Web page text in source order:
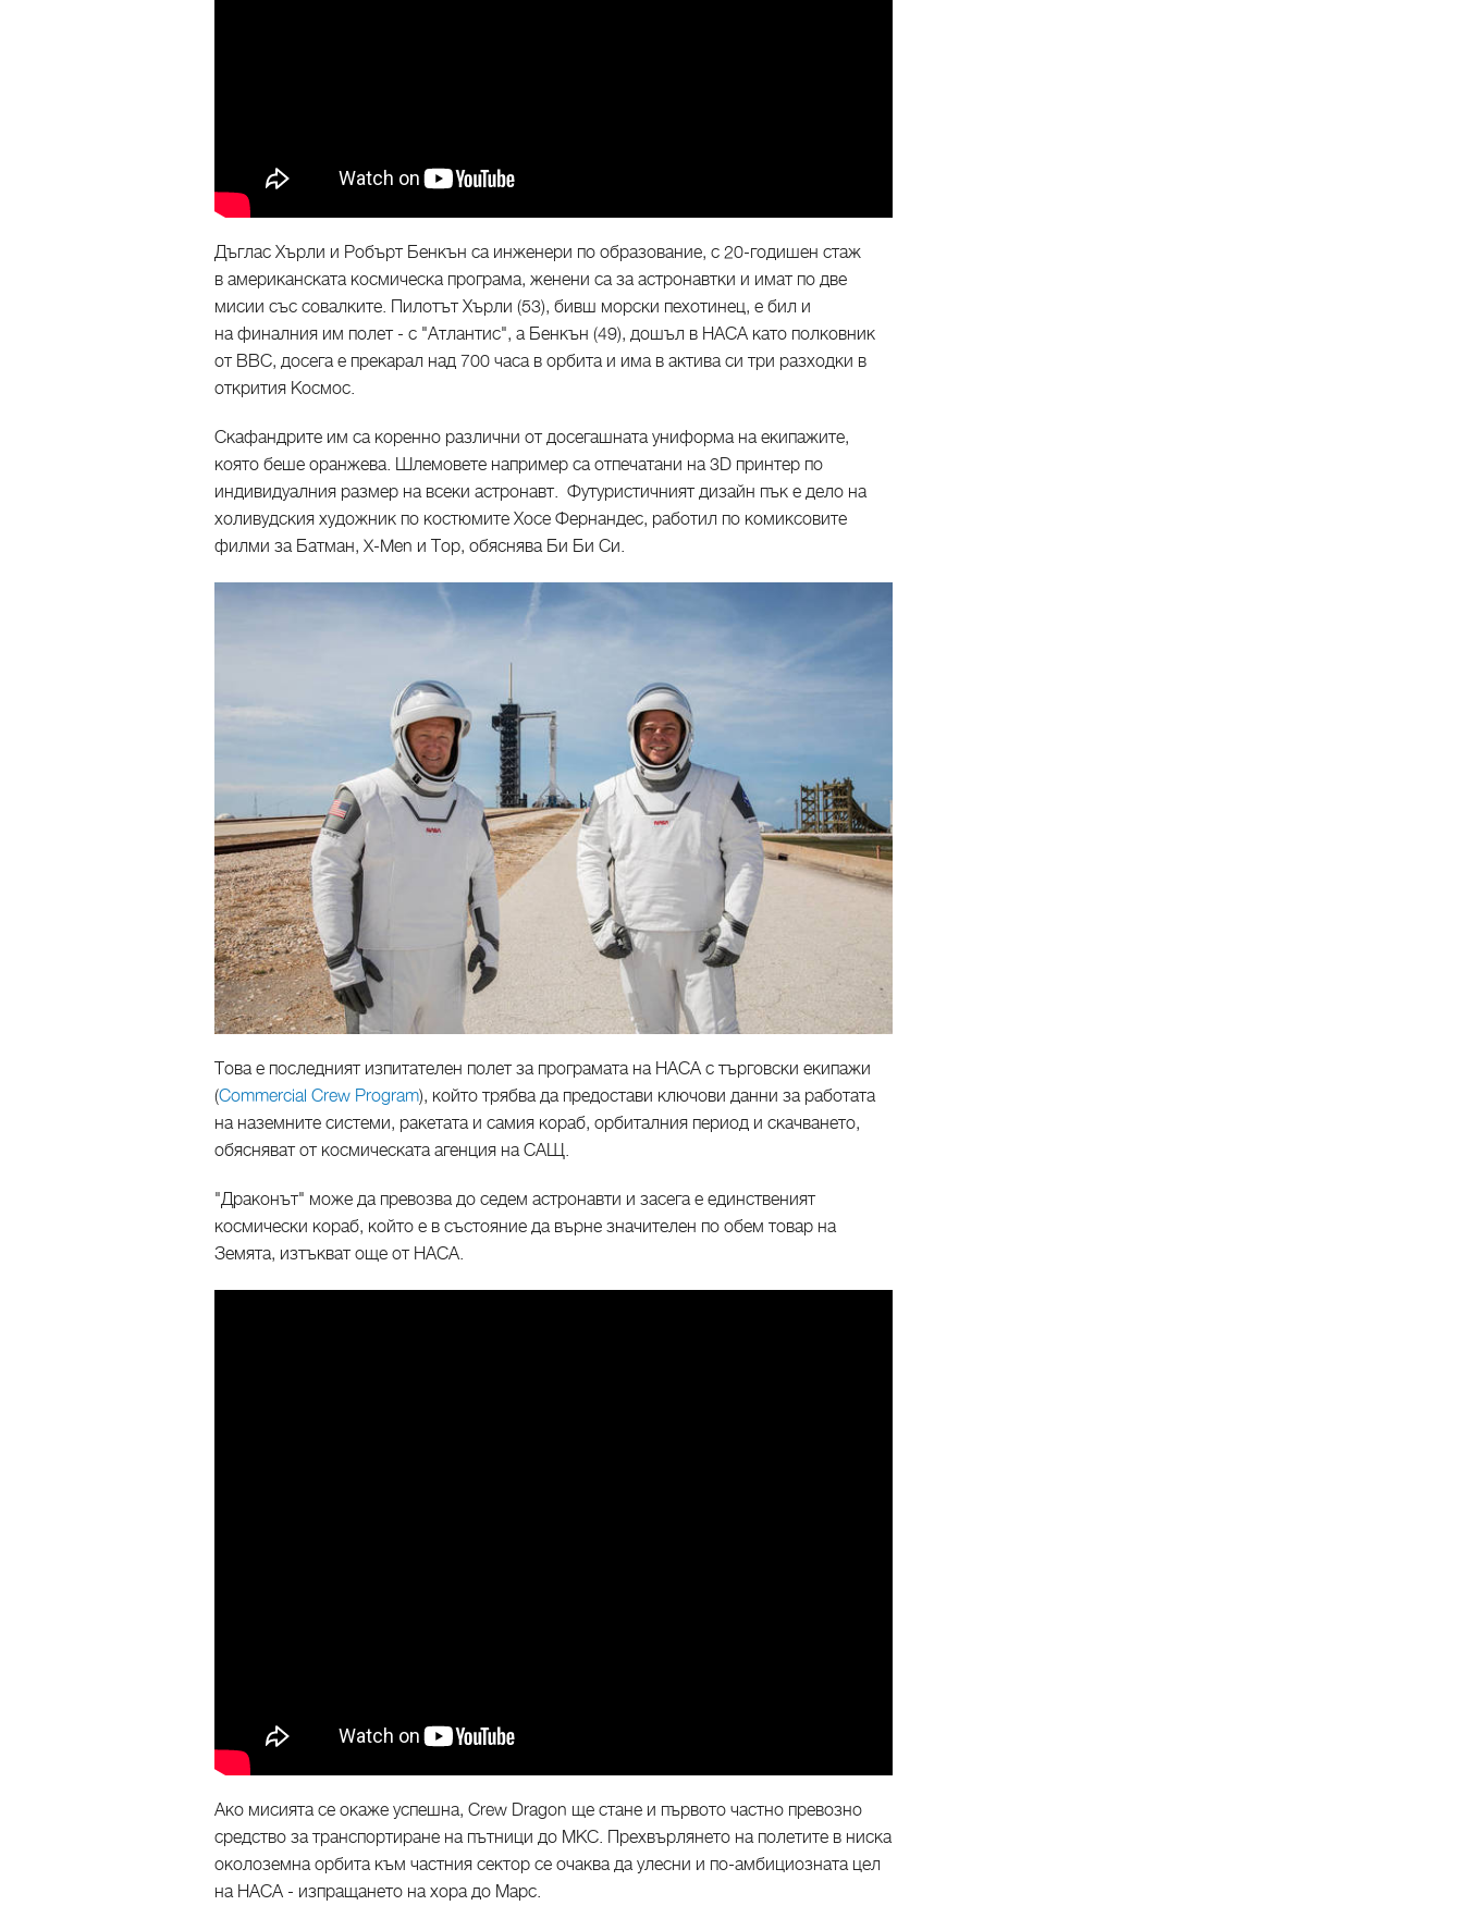
Дъглас Хърли и Робърт Бенкън са инженери по образование, с 20-годишен стаж
в американската космическа програма, женени са за астронавтки и имат по две
мисии със совалките. Пилотът Хърли (53), бивш морски пехотинец, е бил и
на финалния им полет - с "Атлантис", а Бенкън (49), дошъл в НАСА като полковник
от ВВС, досега е прекарал над 700 часа в орбита и има в актива си три разходки в
открития Космос.
Скафандрите им са коренно различни от досегашната униформа на екипажите,
която беше оранжева. Шлемовете например са отпечатани на 3D принтер по
индивидуалния размер на всеки астронавт. Футуристичният дизайн пък е дело на
холивудския художник по костюмите Хосе Фернандес, работил по комиксовите
филми за Батман, X-Men и Тор, обяснява Би Би Си.
Това е последният изпитателен полет за програмата на НАСА с търговски екипажи
(Commercial Crew Program), който трябва да предостави ключови данни за работата
на наземните системи, ракетата и самия кораб, орбиталния период и скачването,
обясняват от космическата агенция на САЩ.
"Драконът" може да превозва до седем астронавти и засега е единственият
космически кораб, който е в състояние да върне значителен по обем товар на
Земята, изтъкват още от НАСА.
Ако мисията се окаже успешна, Crew Dragon ще стане и първото частно превозно
средство за транспортиране на пътници до МКС. Прехвърлянето на полетите в ниска
околоземна орбита към частния сектор се очаква да улесни и по-амбициозната цел
на НАСА - изпращането на хора до Марс.